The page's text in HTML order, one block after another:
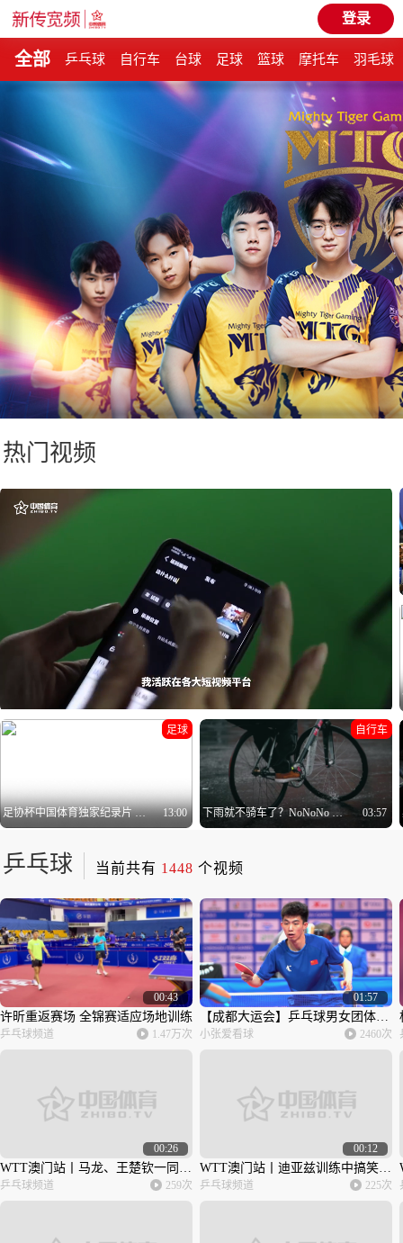
登录
全部 乒乓球 自行车 台球 足球 篮球 摩托车 羽毛球
热门视频
足球
足协杯中国体育独家纪录片 《事不过“三”》
体坛刘伯温
13:00
5.31万次
自行车
下雨就不骑车了？NoNoNo 下雨天说不定能玩得更嗨~
自行车频道
03:57
4362次
乒乓球 当前共有 1448 个视频
00:43
许昕重返赛场 全锦赛适应场地训练
乒乓球频道 1.47万次
01:57
【成都大运会】乒乓球男女团体四分之一决赛 中国男女团晋级半决赛
小张爱看球 2460次
00:26
WTT澳门站丨马龙、王楚钦一同训练
乒乓球频道 259次
00:12
WTT澳门站丨迪亚兹训练中搞笑模仿伊藤美诚发球动作
乒乓球频道 225次